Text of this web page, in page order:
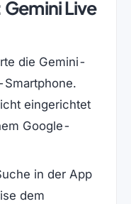
Live
die Gemini-
eingerichtet
Google-
in der App
dem